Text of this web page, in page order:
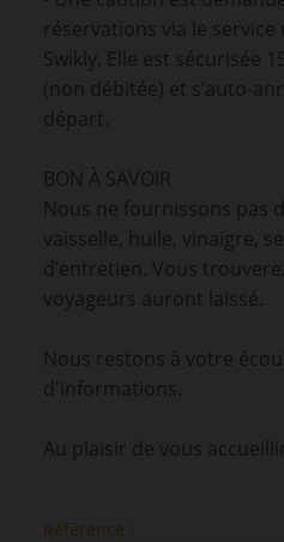
réservations via le
Swikly. Elle est sécurisée
(non débitée) et s’auto-
départ.
BON À SAVOIR
Nous ne fournissons pas
vaisselle, huile, vinaigre,
d’entretien. Vous
voyageurs auront laissé.
Nous restons à votre
d'informations.
Au plaisir de vous
Référence :